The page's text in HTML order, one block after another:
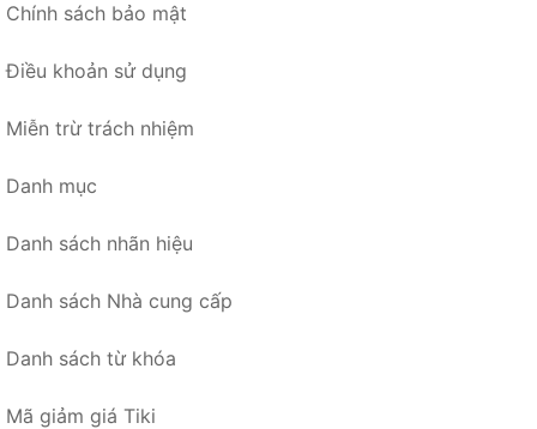
Chính sách bảo mật
Điều khoản sử dụng
Miễn trừ trách nhiệm
Danh mục
Danh sách nhãn hiệu
Danh sách Nhà cung cấp
Danh sách từ khóa
Mã giảm giá Tiki